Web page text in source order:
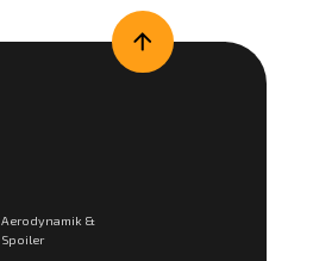
Aerodynamik &
Spoiler